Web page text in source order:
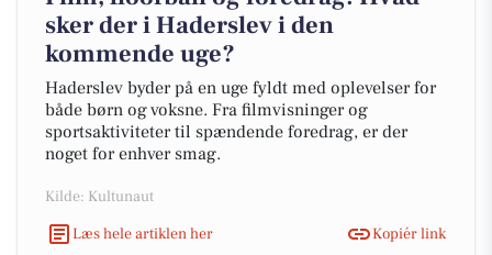
sker der i Haderslev i den
kommende uge?
Haderslev byder på en uge fyldt med oplevelser for
både børn og voksne. Fra filmvisninger og
sportsaktiviteter til spændende foredrag, er der
noget for enhver smag.
Kilde: Kultunaut
Læs hele artiklen her
Kopiér link